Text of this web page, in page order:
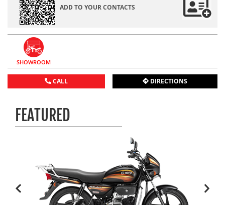
ADD TO YOUR CONTACTS
SHOWROOM
CALL DIRECTIONS
FEATURED